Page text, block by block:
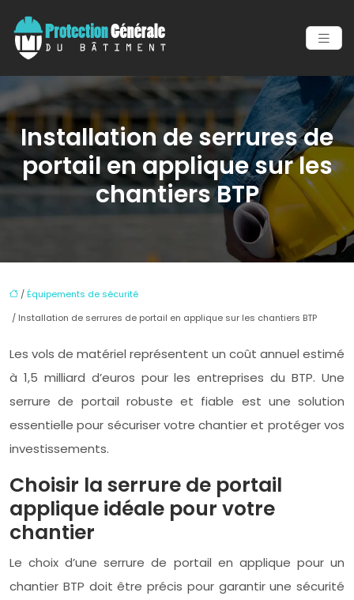
Installation de serrures de
portail en applique sur les
chantiers BTP
/ Équipements de sécurité
/ Installation de serrures de portail en applique sur les chantiers BTP
Les vols de matériel représentent un coût annuel estimé
à 1,5 milliard d’euros pour les entreprises du BTP. Une
serrure de portail robuste et fiable est une solution
essentielle pour sécuriser votre chantier et protéger vos
investissements.
Choisir la serrure de portail
applique idéale pour votre
chantier
Le choix d’une serrure de portail en applique pour un
chantier BTP doit être précis pour garantir une sécurité